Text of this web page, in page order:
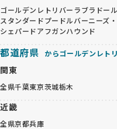
ゴールデンレトリバー ラブラドー
スタンダードプードルバーニーズ
シェパードアフガンハウンド
都道府県 からゴールデンレト
関東
全県千葉東京茨城栃木
近畿
全県京都兵庫